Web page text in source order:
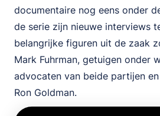
documentaire nog eens onder
de serie zijn nieuwe interviews
belangrijke figuren uit de zaak
Mark Fuhrman, getuigen onder
advocaten van beide partijen
Ron Goldman.